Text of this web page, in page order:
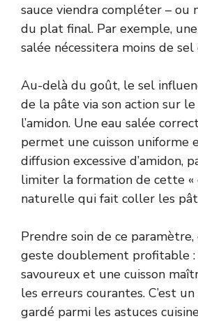
sauce viendra compléter – ou
du plat final. Par exemple,
salée nécessitera moins de sel
Au-delà du goût, le sel
de la pâte via son action sur
l’amidon. Une eau salée
permet une cuisson uniforme
diffusion excessive d’amidon,
limiter la formation de cette «
naturelle qui fait coller les
Prendre soin de ce paramètre,
geste doublement profitable
savoureux et une cuisson
les erreurs courantes. C’est
gardé parmi les astuces